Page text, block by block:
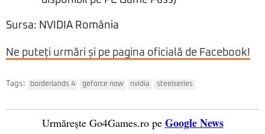
Sursa: NVIDIA România
Ne puteți urmări și pe pagina oficială de Facebook!
Tags: borderlands 4 geforce now nvidia steelseries
Urmărește Go4Games.ro pe Google News